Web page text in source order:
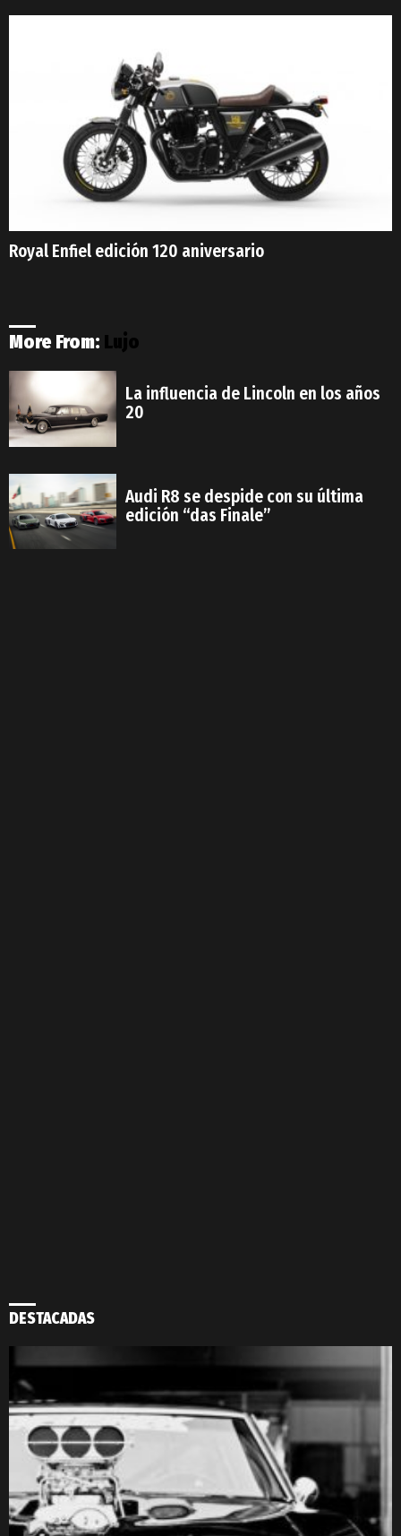
Royal Enfiel edición 120 aniversario
More From: Lujo
La influencia de Lincoln en los años
20
Audi R8 se despide con su última
edición “das Finale”
DESTACADAS